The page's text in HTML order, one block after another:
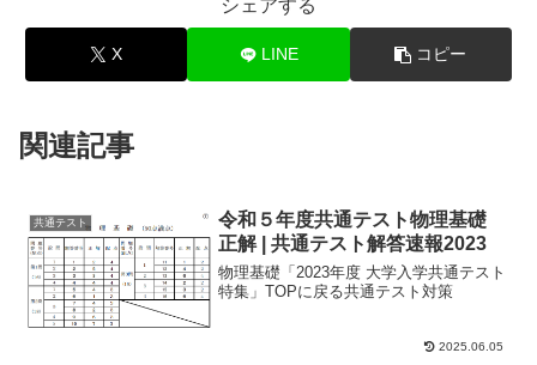
シェアする
X LINE コピー
関連記事
共通テスト
令和５年度共通テスト物理基礎
正解 | 共通テスト解答速報2023
物理基礎「2023年度 大学入学共通テスト
特集」TOPに戻る共通テスト対策
2025.06.05